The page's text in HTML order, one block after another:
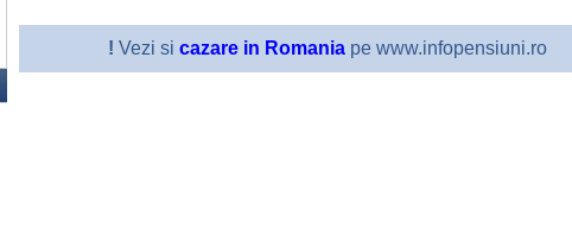
! Vezi si cazare in Romania pe www.infopensiuni.ro